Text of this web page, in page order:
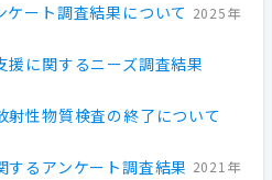
ート調査結果について 2025年
援に関するニーズ調査結果
射性物質検査の終了について
るアンケート調査結果 2021年